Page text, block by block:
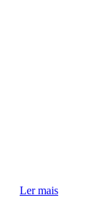
Ler mais